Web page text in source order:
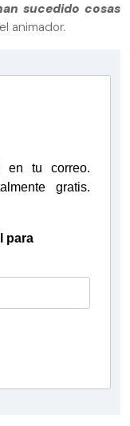
sucedido cosas
animador.
en tu correo.
gratis.
para